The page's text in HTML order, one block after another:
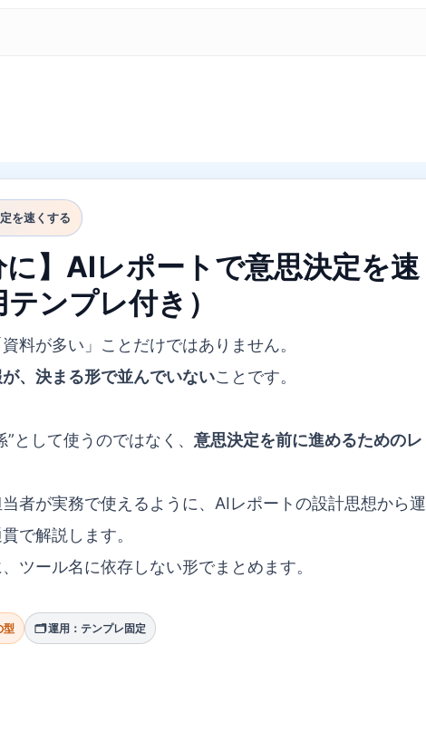
を速くする
に】AIレポートで意思決定を速
ンプレ付き）
料が多い」ことだけではありません。
、決まる形で並んでいないことです。
として使うのではなく、 意思決定を前に進めるためのレ
者が実務で使えるように、AIレポートの設計思想から運
で解説します。
ツール名に依存しない形でまとめます。
型 🗂️ 運用：テンプレ固定